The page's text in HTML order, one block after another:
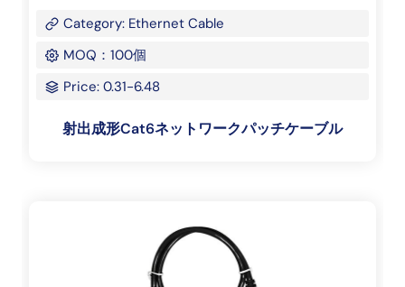
Category: Ethernet Cable
MOQ：100個
Price: 0.31-6.48
射出成形Cat6ネットワークパッチケーブル